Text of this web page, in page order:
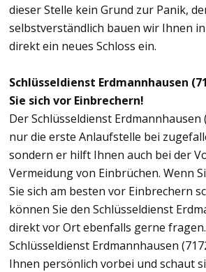
dieser Stelle kein Grund zur Panik,
selbstverständlich bauen wir Ihnen
direkt ein neues Schloss ein.
Schlüsseldienst Erdmannhausen
Sie sich vor Einbrechern!
Der Schlüsseldienst Erdmannhausen
nur die erste Anlaufstelle bei
sondern er hilft Ihnen auch bei der
Vermeidung von Einbrüchen. Wenn
Sie sich am besten vor Einbrechern
können Sie den Schlüsseldienst
direkt vor Ort ebenfalls gerne
Schlüsseldienst Erdmannhausen
Ihnen persönlich vorbei und schaut